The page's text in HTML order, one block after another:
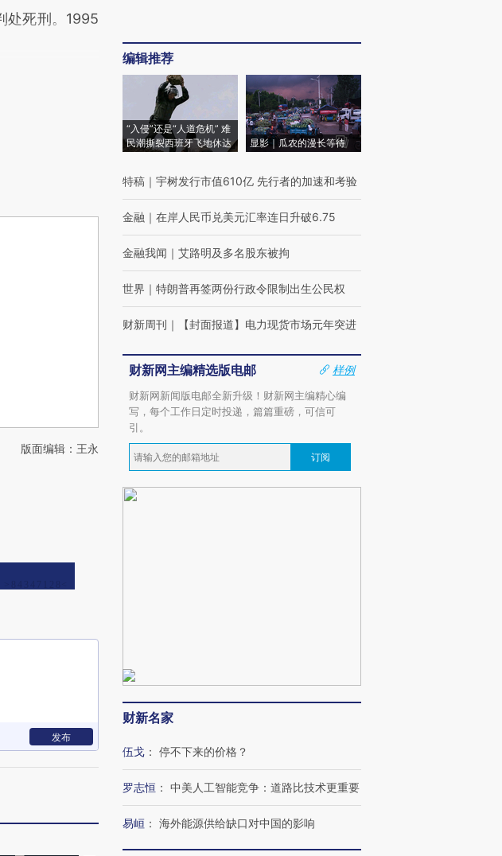
处死刑。1995
版面编辑：王永
发布
编辑推荐
“入侵”还是“人道危机” 难
民潮撕裂西班牙飞地休达
显影｜瓜农的漫长等待
特稿 ｜ 宇树发行市值610亿 先行者的加速和考验
金融 ｜ 在岸人民币兑美元汇率连日升破6.75
金融我闻 ｜ 艾路明及多名股东被拘
世界 ｜ 特朗普再签两份行政令限制出生公民权
财新周刊 ｜ 【封面报道】电力现货市场元年突进
财新网主编精选版电邮
样例
财新网新闻版电邮全新升级！财新网主编精心编
写，每个工作日定时投递，篇篇重磅，可信可
引。
订阅
财新名家
伍戈 ： 停不下来的价格？
罗志恒 ： 中美人工智能竞争：道路比技术更重要
易峘 ： 海外能源供给缺口对中国的影响